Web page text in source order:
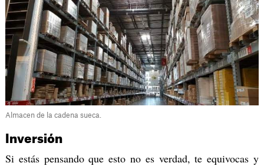
Almacen de la cadena sueca.
Inversión
Si estás pensando que esto no es verdad, te equivocas y